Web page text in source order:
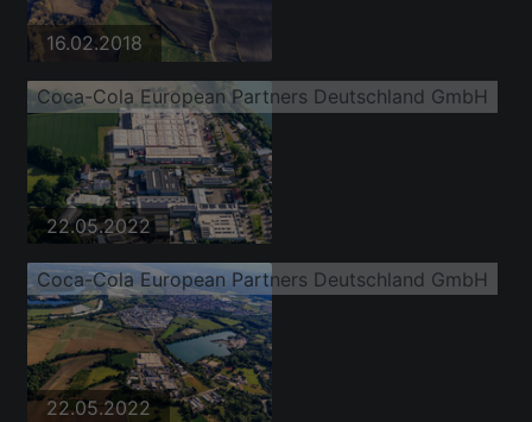
16.02.2018
Coca-Cola European Partners Deutschland GmbH
22.05.2022
Coca-Cola European Partners Deutschland GmbH
22.05.2022